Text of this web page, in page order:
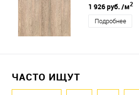
1 926 руб. /м2
Подробнее
ЧАСТО ИЩУТ